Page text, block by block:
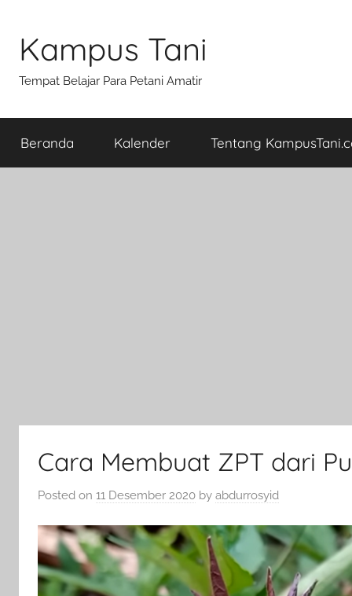
content
Kampus Tani
Tempat Belajar Para Petani Amatir
Beranda Kalender Tentang
Cara Membuat ZPT dari
Posted on 11 Desember 2020 by abdurrosyid